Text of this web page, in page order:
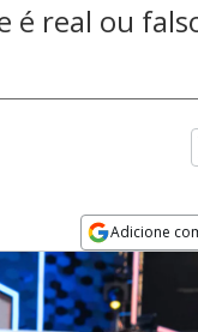
real ou
Adicione
Opens in